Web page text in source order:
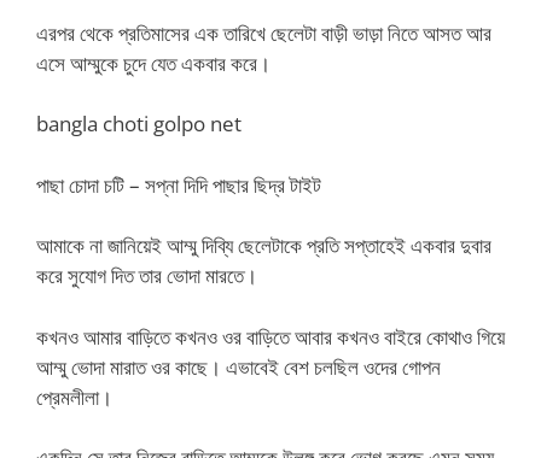
এরপর থেকে প্রতিমাসের এক তারিখে ছেলেটা বাড়ী ভাড়া নিতে আসত আর
এসে আম্মুকে চুদে যেত একবার করে।
bangla choti golpo net
পাছা চোদা চটি – সপ্না দিদি পাছার ছিদ্র টাইট
আমাকে না জানিয়েই আম্মু দিব্যি ছেলেটাকে প্রতি সপ্তাহেই একবার দুবার
করে সুযোগ দিত তার ভোদা মারতে।
কখনও আমার বাড়িতে কখনও ওর বাড়িতে আবার কখনও বাইরে কোথাও গিয়ে
আম্মু ভোদা মারাত ওর কাছে। এভাবেই বেশ চলছিল ওদের গোপন
প্রেমলীলা।